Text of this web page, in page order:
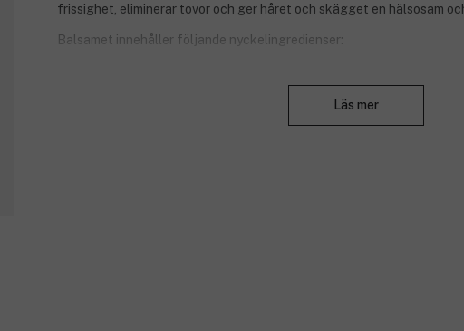
frissighet, eliminerar tovor och ger håret och skägget en hälsosam
Balsamet innehåller följande nyckelingredienser:
Hampfröolja – rik på vitaminer och näringsämnen.
Extrakt från tobaksblad – lugnar och vårdar huden.
Läs mer